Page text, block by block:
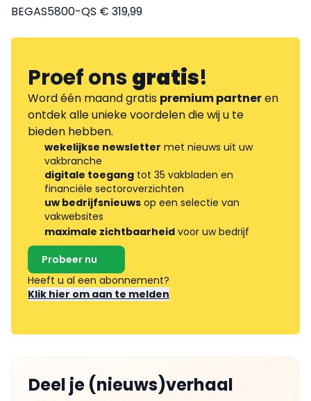
BEGAS5800-QS € 319,99
Proef onsgratis!
Word één maand gratis premium partneren
ontdek alle unieke voordelen die wij u te
bieden hebben.
wekelijkse newsletter met nieuws uit uw
vakbranche
digitale toegang tot 35 vakbladen en
financiële sectoroverzichten
uw bedrijfsnieuws op een selectie van
vakwebsites
maximale zichtbaarheid voor uw bedrijf
Probeer nu
Heeft u al een abonnement?
Klik hier om aan te melden
Deel je (nieuws)verhaal